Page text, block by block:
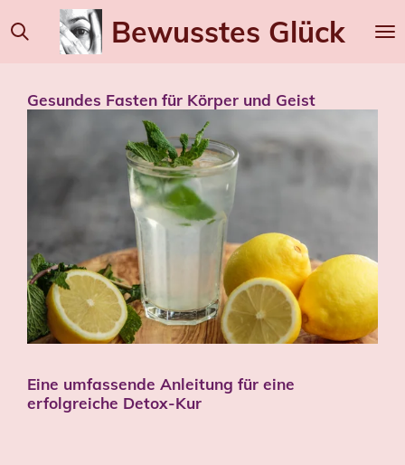
Zum
Hauptinhalt
Bewusstes Glück
Gesundes Fasten für Körper und Geist
Eine umfassende Anleitung für eine
erfolgreiche Detox-Kur